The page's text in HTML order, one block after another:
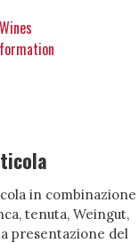
in combinazione
tenuta, Weingut,
presentazione del